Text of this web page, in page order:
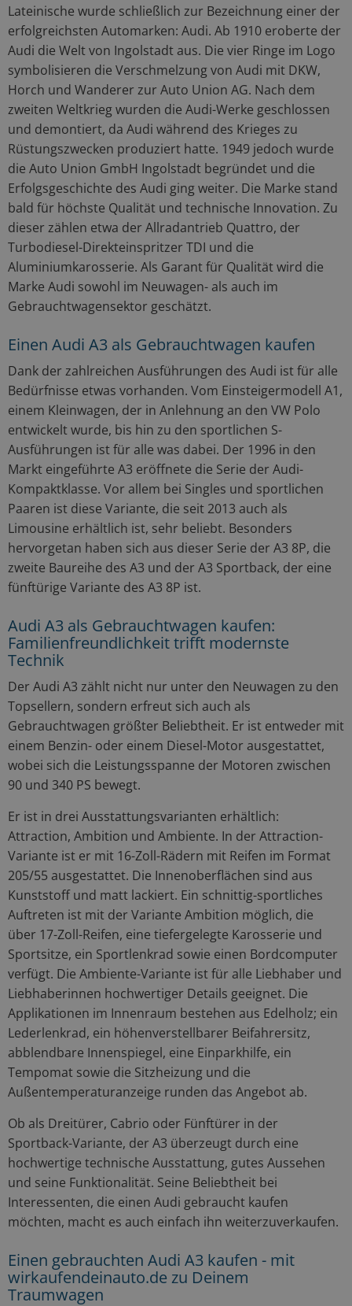
Lateinische wurde schließlich zur Bezeichnung einer der
erfolgreichsten Automarken: Audi. Ab 1910 eroberte der
Audi die Welt von Ingolstadt aus. Die vier Ringe im Logo
symbolisieren die Verschmelzung von Audi mit DKW,
Horch und Wanderer zur Auto Union AG. Nach dem
zweiten Weltkrieg wurden die Audi-Werke geschlossen
und demontiert, da Audi während des Krieges zu
Rüstungszwecken produziert hatte. 1949 jedoch wurde
die Auto Union GmbH Ingolstadt begründet und die
Erfolgsgeschichte des Audi ging weiter. Die Marke stand
bald für höchste Qualität und technische Innovation. Zu
dieser zählen etwa der Allradantrieb Quattro, der
Turbodiesel-Direkteinspritzer TDI und die
Aluminiumkarosserie. Als Garant für Qualität wird die
Marke Audi sowohl im Neuwagen- als auch im
Gebrauchtwagensektor geschätzt.
Einen Audi A3 als Gebrauchtwagen kaufen
Dank der zahlreichen Ausführungen des Audi ist für alle
Bedürfnisse etwas vorhanden. Vom Einsteigermodell A1,
einem Kleinwagen, der in Anlehnung an den VW Polo
entwickelt wurde, bis hin zu den sportlichen S-
Ausführungen ist für alle was dabei. Der 1996 in den
Markt eingeführte A3 eröffnete die Serie der Audi-
Kompaktklasse. Vor allem bei Singles und sportlichen
Paaren ist diese Variante, die seit 2013 auch als
Limousine erhältlich ist, sehr beliebt. Besonders
hervorgetan haben sich aus dieser Serie der A3 8P, die
zweite Baureihe des A3 und der A3 Sportback, der eine
fünftürige Variante des A3 8P ist.
Audi A3 als Gebrauchtwagen kaufen:
Familienfreundlichkeit trifft modernste
Technik
Der Audi A3 zählt nicht nur unter den Neuwagen zu den
Topsellern, sondern erfreut sich auch als
Gebrauchtwagen größter Beliebtheit. Er ist entweder mit
einem Benzin- oder einem Diesel-Motor ausgestattet,
wobei sich die Leistungsspanne der Motoren zwischen
90 und 340 PS bewegt.
Er ist in drei Ausstattungsvarianten erhältlich:
Attraction, Ambition und Ambiente. In der Attraction-
Variante ist er mit 16-Zoll-Rädern mit Reifen im Format
205/55 ausgestattet. Die Innenoberflächen sind aus
Kunststoff und matt lackiert. Ein schnittig-sportliches
Auftreten ist mit der Variante Ambition möglich, die
über 17-Zoll-Reifen, eine tiefergelegte Karosserie und
Sportsitze, ein Sportlenkrad sowie einen Bordcomputer
verfügt. Die Ambiente-Variante ist für alle Liebhaber und
Liebhaberinnen hochwertiger Details geeignet. Die
Applikationen im Innenraum bestehen aus Edelholz; ein
Lederlenkrad, ein höhenverstellbarer Beifahrersitz,
abblendbare Innenspiegel, eine Einparkhilfe, ein
Tempomat sowie die Sitzheizung und die
Außentemperaturanzeige runden das Angebot ab.
Ob als Dreitürer, Cabrio oder Fünftürer in der
Sportback-Variante, der A3 überzeugt durch eine
hochwertige technische Ausstattung, gutes Aussehen
und seine Funktionalität. Seine Beliebtheit bei
Interessenten, die einen Audi gebraucht kaufen
möchten, macht es auch einfach ihn weiterzuverkaufen.
Einen gebrauchten Audi A3 kaufen - mit
wirkaufendeinauto.de zu Deinem
Traumwagen